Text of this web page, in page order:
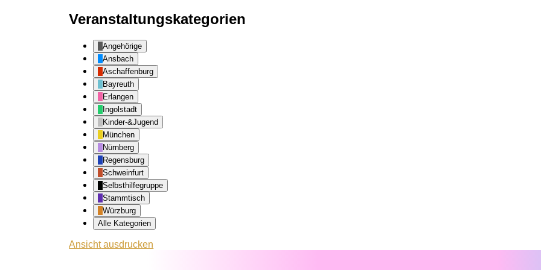
Veranstaltungskategorien
Angehörige
Ansbach
Aschaffenburg
Bayreuth
Erlangen
Ingolstadt
Kinder-&Jugend
München
Nürnberg
Regensburg
Schweinfurt
Selbsthilfegruppe
Stammtisch
Würzburg
Alle Kategorien
Ansichtausdrucken